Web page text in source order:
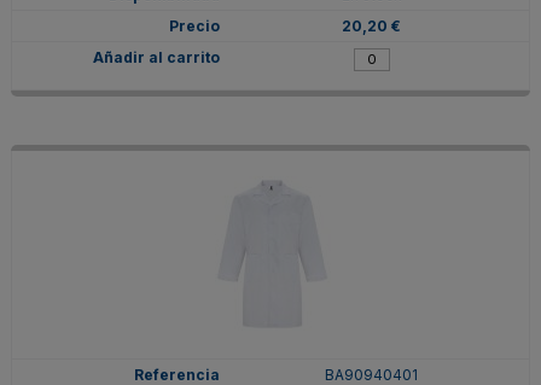
20,20 €
BA90940401